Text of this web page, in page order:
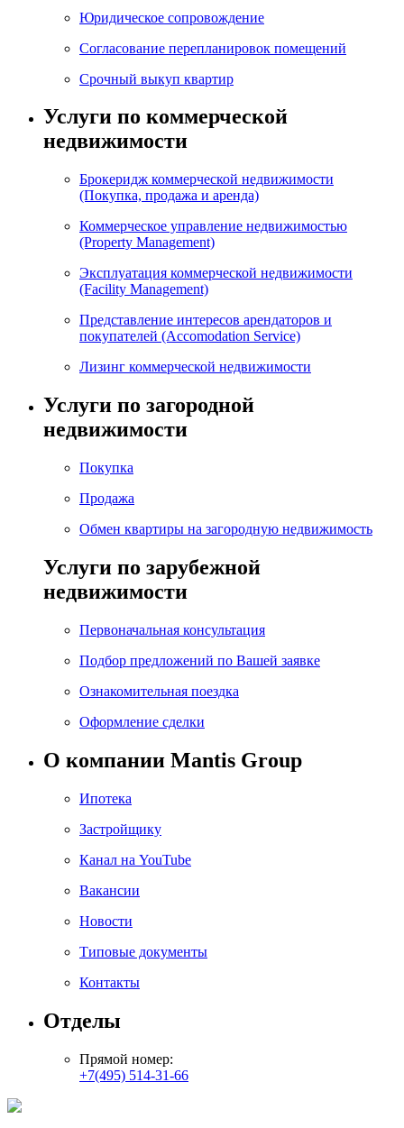
Юридическое сопровождение
Согласование перепланировок помещений
Срочный выкуп квартир
Услуги по коммерческой
недвижимости
Брокеридж коммерческой недвижимости
(Покупка, продажа и аренда)
Коммерческое управление недвижимостью
(Property Management)
Эксплуатация коммерческой недвижимости
(Facility Management)
Представление интересов арендаторов и
покупателей (Accomodation Service)
Лизинг коммерческой недвижимости
Услуги по загородной
недвижимости
Покупка
Продажа
Обмен квартиры на загородную недвижимость
Услуги по зарубежной
недвижимости
Первоначальная консультация
Подбор предложений по Вашей заявке
Ознакомительная поездка
Оформление сделки
О компании Mantis Group
Ипотека
Застройщику
Канал на YouTube
Вакансии
Новости
Типовые документы
Контакты
Отделы
Прямой номер:
+7(495) 514-31-66